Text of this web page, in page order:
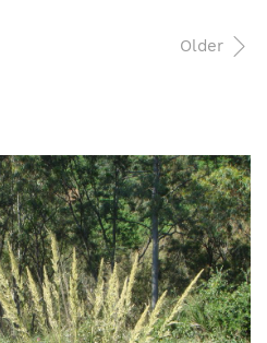
Older